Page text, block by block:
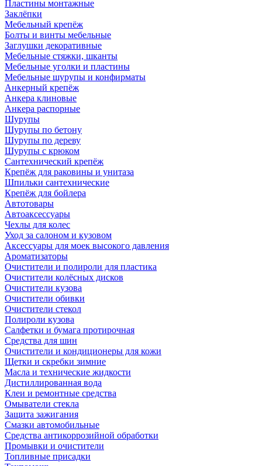
Пластины монтажные
Заклёпки
Мебельный крепёж
Болты и винты мебельные
Заглушки декоративные
Мебельные стяжки, шканты
Мебельные уголки и пластины
Мебельные шурупы и конфирматы
Анкерный крепёж
Анкера клиновые
Анкера распорные
Шурупы
Шурупы по бетону
Шурупы по дереву
Шурупы с крюком
Сантехнический крепёж
Крепёж для раковины и унитаза
Шпильки сантехнические
Крепёж для бойлера
Автотовары
Автоаксессуары
Чехлы для колес
Уход за салоном и кузовом
Аксессуары для моек высокого давления
Ароматизаторы
Очистители и полироли для пластика
Очистители колёсных дисков
Очистители кузова
Очистители обивки
Очистители стекол
Полироли кузова
Салфетки и бумага протирочная
Средства для шин
Очистители и кондиционеры для кожи
Щетки и скребки зимние
Масла и технические жидкости
Дистиллированная вода
Клеи и ремонтные средства
Омыватели стекла
Защита зажигания
Смазки автомобильные
Средства антикоррозийной обработки
Промывки и очистители
Топливные присадки